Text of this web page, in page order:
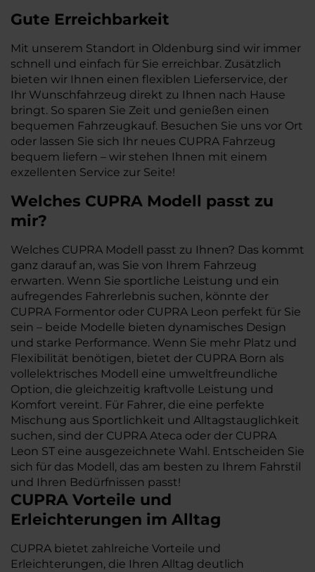
Gute Erreichbarkeit
Mit unserem Standort in Oldenburg sind wir immer
schnell und einfach für Sie erreichbar. Zusätzlich
bieten wir Ihnen einen flexiblen Lieferservice, der
Ihr Wunschfahrzeug direkt zu Ihnen nach Hause
bringt. So sparen Sie Zeit und genießen einen
bequemen Fahrzeugkauf. Besuchen Sie uns vor Ort
oder lassen Sie sich Ihr neues CUPRA Fahrzeug
bequem liefern – wir stehen Ihnen mit einem
exzellenten Service zur Seite!
Welches CUPRA Modell passt zu
mir?
Welches CUPRA Modell passt zu Ihnen? Das kommt
ganz darauf an, was Sie von Ihrem Fahrzeug
erwarten. Wenn Sie sportliche Leistung und ein
aufregendes Fahrerlebnis suchen, könnte der
CUPRA Formentor oder CUPRA Leon perfekt für Sie
sein – beide Modelle bieten dynamisches Design
und starke Performance. Wenn Sie mehr Platz und
Flexibilität benötigen, bietet der CUPRA Born als
vollelektrisches Modell eine umweltfreundliche
Option, die gleichzeitig kraftvolle Leistung und
Komfort vereint. Für Fahrer, die eine perfekte
Mischung aus Sportlichkeit und Alltagstauglichkeit
suchen, sind der CUPRA Ateca oder der CUPRA
Leon ST eine ausgezeichnete Wahl. Entscheiden Sie
sich für das Modell, das am besten zu Ihrem Fahrstil
und Ihren Bedürfnissen passt!
CUPRA Vorteile und
Erleichterungen im Alltag
CUPRA bietet zahlreiche Vorteile und
Erleichterungen, die Ihren Alltag deutlich